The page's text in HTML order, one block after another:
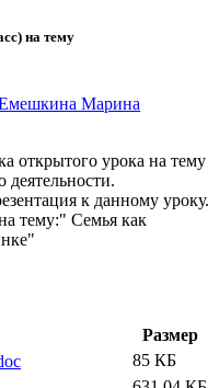
на тему
Марина
открытого урока на тему
к данному уроку.
тему:" Семья как
Размер
85 КБ